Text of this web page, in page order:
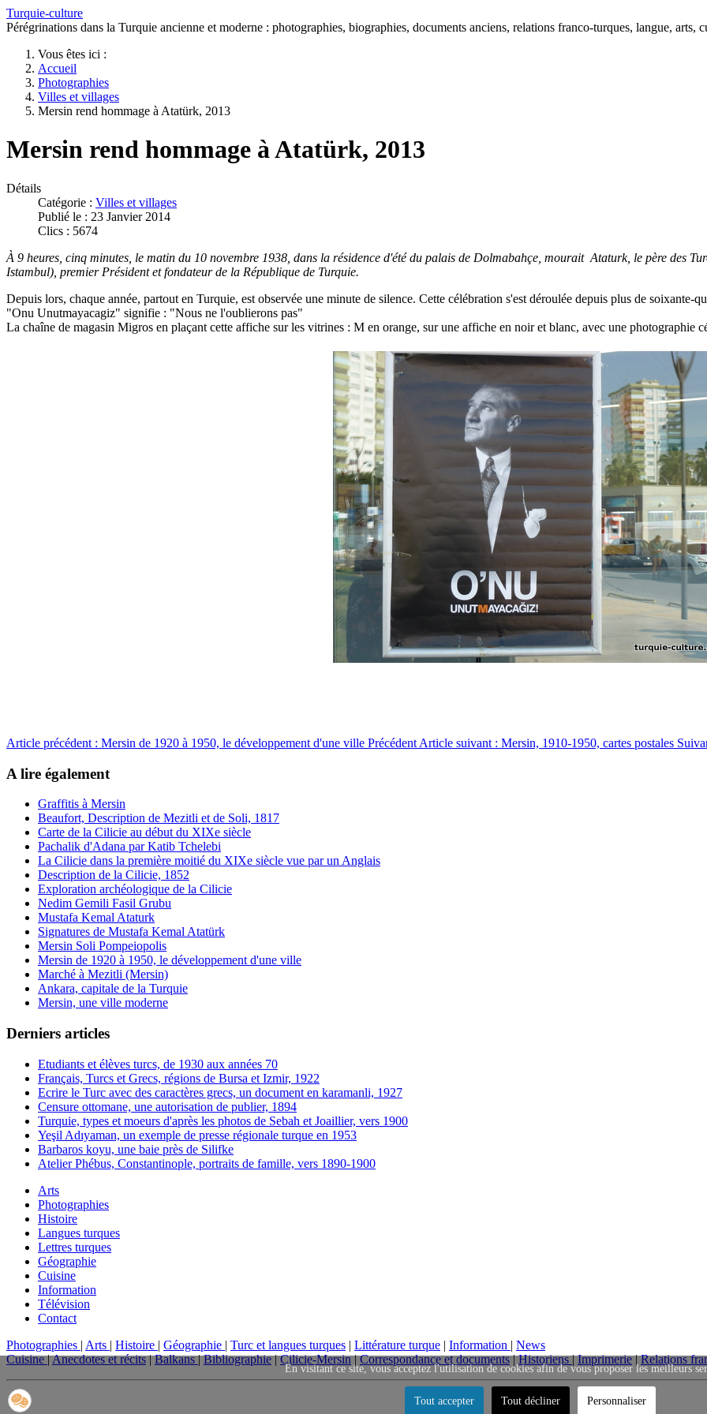
Turquie-culture
Pérégrinations dans la Turquie ancienne et moderne : photographies, biographies, documents anciens, relations franco-turques, langue, arts,
Vous êtes ici :
Accueil
Photographies
Villes et villages
Mersin rend hommage à Atatürk, 2013
Mersin rend hommage à Atatürk, 2013
Détails
Catégorie : Villes et villages
Publié le : 23 Janvier 2014
Clics : 5674
À 9 heures, cinq minutes, le matin du 10 novembre 1938, dans la résidence d'été du palais de Dolmabahçe, mourait Ataturk, le père des
Istambul), premier Président et fondateur de la République de Turquie.
Depuis lors, chaque année, partout en Turquie, est observée une minute de silence. Cette célébration s'est déroulée depuis plus de soixante-
"Onu Unutmayacagiz" signifie : "Nous ne l'oublierons pas"
La chaîne de magasin Migros en plaçant cette affiche sur les vitrines : M en orange, sur une affiche en noir et blanc, avec une photographie
Article précédent : Mersin de 1920 à 1950, le développement d'une ville Précédent Article suivant : Mersin, 1910-1950, cartes postales
A lire également
Graffitis à Mersin
Beaufort, Description de Mezitli et de Soli, 1817
Carte de la Cilicie au début du XIXe siècle
Pachalik d'Adana par Katib Tchelebi
La Cilicie dans la première moitié du XIXe siècle vue par un Anglais
Description de la Cilicie, 1852
Exploration archéologique de la Cilicie
Nedim Gemili Fasil Grubu
Mustafa Kemal Ataturk
Signatures de Mustafa Kemal Atatürk
Mersin Soli Pompeiopolis
Mersin de 1920 à 1950, le développement d'une ville
Marché à Mezitli (Mersin)
Ankara, capitale de la Turquie
Mersin, une ville moderne
Derniers articles
Etudiants et élèves turcs, de 1930 aux années 70
Français, Turcs et Grecs, régions de Bursa et Izmir, 1922
Ecrire le Turc avec des caractères grecs, un document en karamanli, 1927
Censure ottomane, une autorisation de publier, 1894
Turquie, types et moeurs d'après les photos de Sebah et Joaillier, vers 1900
Yeşil Adıyaman, un exemple de presse régionale turque en 1953
Barbaros koyu, une baie près de Silifke
Atelier Phébus, Constantinople, portraits de famille, vers 1890-1900
Arts
Photographies
Histoire
Langues turques
Lettres turques
Géographie
Cuisine
Information
Télévision
Contact
Photographies | Arts | Histoire | Géographie | Turc et langues turques | Littérature turque | Information | News
Cuisine|Anecdotes et récits|Balkans|Bibliographie|Cilicie-Mersin|Correspondance et documents|Historiens|Imprimerie|Relations
En visitant ce site, vous acceptez l'utilisation de cookies afin de vous proposer les meilleurs
Tout accepter Tout décliner Personnaliser